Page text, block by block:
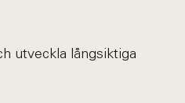
utveckla långsiktiga